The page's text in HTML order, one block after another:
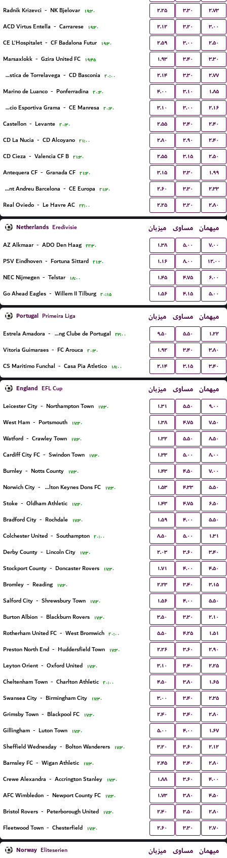
Radnik Krizevci - NK Bjelovar ۱۹:۳۰ ۲.۲۵ ۳.۳۰ ۲.۷۳
ACD Virtus Entella - Carrarese ۱۹:۳۰ ۲.۱۲ ۳.۲۰ ۳.۰۰
CE L'Hospitalet - CF Badalona Futur ۱۹:۳۰ ۲.۵۹ ۳.۰۰ ۲.۵۰
Marsaxlokk - Gzira United FC ۱۹:۴۵ ۱.۹۳ ۳.۴۰ ۳.۳۰
Gimnastica de Torrelavega - CD Basconia ۲۰:۰۰ ۲.۱۴ ۳.۳۰ ۲.۷۷
Marino de Luanco - Ponferradina ۲۰:۳۰ ۴.۰۰ ۳.۱۰ ۱.۸۵
Fundacio Esportiva Grama - CE Manresa ۲۰:۳۰ ۳.۱۰ ۳.۰۰ ۲.۱۶
Castellon - Levante ۲۰:۳۰ ۲.۵۵ ۳.۴۰ ۲.۴۰
CD La Nucia - CD Alcoyano ۲۱:۰۰ ۲.۸۰ ۲.۹۰ ۲.۴۰
CD Cieza - Valencia CF B ۲۱:۳۰ ۲.۵۵ ۳.۱۵ ۲.۵۰
Antequera CF - Granada CF ۲۱:۳۰ ۳.۱۵ ۳.۳۰ ۱.۹۹
Sant Andreu Barcelona - CE Europa ۲۱:۳۰ ۲.۶۰ ۳.۳۰ ۲.۳۳
Real Oviedo - Le Havre AC ۲۲:۰۰ ۲.۲۵ ۳.۲۰ ۲.۸۰
Netherlands Eredivisie میزبان مساوی میهمان
AZ Alkmaar - ADO Den Haag ۲۲:۳۰ ۱.۳۸ ۵.۰۰ ۷.۰۰
PSV Eindhoven - Fortuna Sittard ۲۱:۳۰ ۱.۱۶ ۸.۰۰ ۱۲.۰۰
NEC Nijmegen - Telstar ۱۸:۰۰ ۱.۴۵ ۴.۷۵ ۶.۰۰
Go Ahead Eagles - Willem II Tilburg ۲۰:۱۵ ۱.۵۶ ۴.۱۵ ۵.۰۰
Portugal Primeira Liga میزبان مساوی میهمان
Estrela Amadora - Sporting Clube de Portugal ۲۳:۰۰ ۹.۵۰ ۵.۵۰ ۱.۲۲
Vitoria Guimaraes - FC Arouca ۲۰:۳۰ ۱.۹۲ ۳.۴۰ ۳.۸۰
CS Maritimo Funchal - Casa Pia Atletico ۱۸:۰۰ ۲.۱۴ ۳.۱۵ ۳.۴۰
England EFL Cup میزبان مساوی میهمان
Leicester City - Northampton Town ۱۷:۳۰ ۱.۳۱ ۵.۵۰ ۹.۰۰
West Ham - Portsmouth ۱۷:۳۰ ۱.۳۸ ۴.۷۵ ۷.۵۰
Watford - Crawley Town ۱۷:۳۰ ۱.۳۲ ۵.۵۰ ۸.۵۰
Cardiff City FC - Swindon Town ۱۷:۳۰ ۱.۳۳ ۵.۰۰ ۸.۰۰
Burnley - Notts County ۱۷:۳۰ ۱.۴۳ ۴.۵۰ ۷.۰۰
Norwich City - Milton Keynes Dons FC ۱۷:۳۰ ۱.۵۳ ۴.۳۳ ۵.۵۰
Stoke - Oldham Athletic ۱۷:۳۰ ۱.۴۳ ۴.۷۵ ۶.۵۰
Bradford City - Rochdale ۱۷:۳۰ ۱.۵۹ ۴.۰۰ ۵.۵۰
Colchester United - Southampton ۲۰:۰۰ ۸.۵۰ ۵.۰۰ ۱.۳۱
Derby County - Lincoln City ۱۷:۳۰ ۲.۰۳ ۳.۶۰ ۳.۴۰
Stockport County - Doncaster Rovers ۱۷:۳۰ ۱.۷۱ ۴.۰۰ ۴.۵۰
Bromley - Reading ۱۷:۳۰ ۲.۲۳ ۳.۴۰ ۳.۱۵
Salford City - Shrewsbury Town ۱۷:۳۰ ۱.۵۶ ۴.۰۰ ۵.۵۰
Burton Albion - Blackburn Rovers ۱۷:۳۰ ۳.۵۰ ۳.۳۰ ۲.۱۰
Rotherham United FC - West Bromwich ۲۰:۰۰ ۵.۵۰ ۴.۲۵ ۱.۵۱
Preston North End - Huddersfield Town ۱۷:۳۰ ۲.۲۶ ۳.۶۰ ۲.۹۰
Leyton Orient - Oxford United ۱۷:۳۰ ۳.۱۰ ۳.۴۰ ۲.۲۵
Cheltenham Town - Charlton Athletic ۲۰:۰۰ ۴.۵۰ ۳.۸۰ ۱.۶۵
Swansea City - Birmingham City ۱۷:۳۰ ۳.۰۰ ۳.۴۰ ۲.۳۵
Grimsby Town - Blackpool FC ۱۷:۳۰ ۲.۴۰ ۳.۴۰ ۲.۸۰
Gillingham - Luton Town ۱۷:۳۰ ۵.۰۰ ۴.۰۰ ۱.۶۷
Sheffield Wednesday - Bolton Wanderers ۱۷:۳۰ ۳.۲۰ ۳.۶۰ ۲.۱۲
Barnsley FC - Wigan Athletic ۱۷:۳۰ ۲.۴۵ ۳.۴۰ ۲.۸۰
Crewe Alexandra - Accrington Stanley ۱۷:۳۰ ۱.۸۸ ۳.۶۰ ۴.۰۰
AFC Wimbledon - Newport County FC ۱۷:۳۰ ۱.۷۳ ۳.۸۰ ۴.۵۰
Bristol Rovers - Peterborough United ۱۷:۳۰ ۲.۴۰ ۳.۵۰ ۲.۸۰
Fleetwood Town - Chesterfield ۱۷:۳۰ ۲.۶۰ ۳.۳۰ ۲.۷۰
Norway Eliteserien میزبان مساوی میهمان